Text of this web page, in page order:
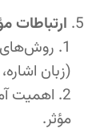
ارتباطات
روش‌های
(زبان
اهمیت
مؤثر.